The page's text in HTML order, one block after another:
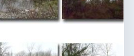
vendredi de 8h30 à 12h et